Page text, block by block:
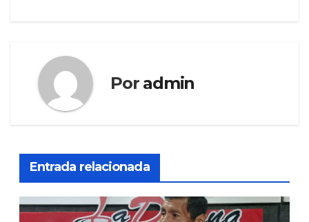
Por admin
Entrada relacionada